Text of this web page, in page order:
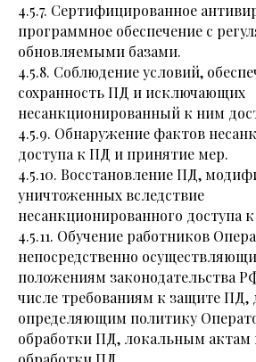
4.5.7. Сертифицированное
программное обеспечение с
обновляемыми базами.
4.5.8. Соблюдение условий,
сохранность ПД и исключающих
несанкционированный к ним
4.5.9. Обнаружение фактов
доступа к ПД и принятие мер.
4.5.10. Восстановление ПД,
уничтоженных вследствие
несанкционированного доступа
4.5.11. Обучение работников
непосредственно
положениям законодательства
числе требованиям к защите ПД,
определяющим политику
обработки ПД, локальным актам